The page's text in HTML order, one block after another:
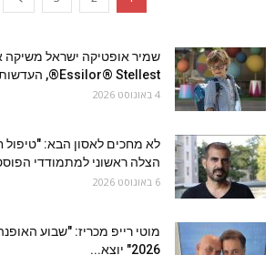
שמיר אופטיקה ישראל
Essilor® Stellest®, העדשות המתקדמות...
4 באוגוסט 2026
לא מחכים לאסון הבא: "טיפול
הצלה ראשוני למתמודדי
6 באוגוסט 2026
מוטי רייפ מכריז: "שבוע
2026" יוצא...